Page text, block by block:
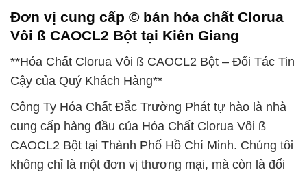
Đơn vị cung cấp © bán hóa chất Clorua
Vôi ß CAOCL2 Bột tại Kiên Giang
**Hóa Chất Clorua Vôi ß CAOCL2 Bột – Đối Tác Tin
Cậy của Quý Khách Hàng**
Công Ty Hóa Chất Đắc Trường Phát tự hào là nhà
cung cấp hàng đầu của Hóa Chất Clorua Vôi ß
CAOCL2 Bột tại Thành Phố Hồ Chí Minh. Chúng tôi
không chỉ là một đơn vị thương mại, mà còn là đối